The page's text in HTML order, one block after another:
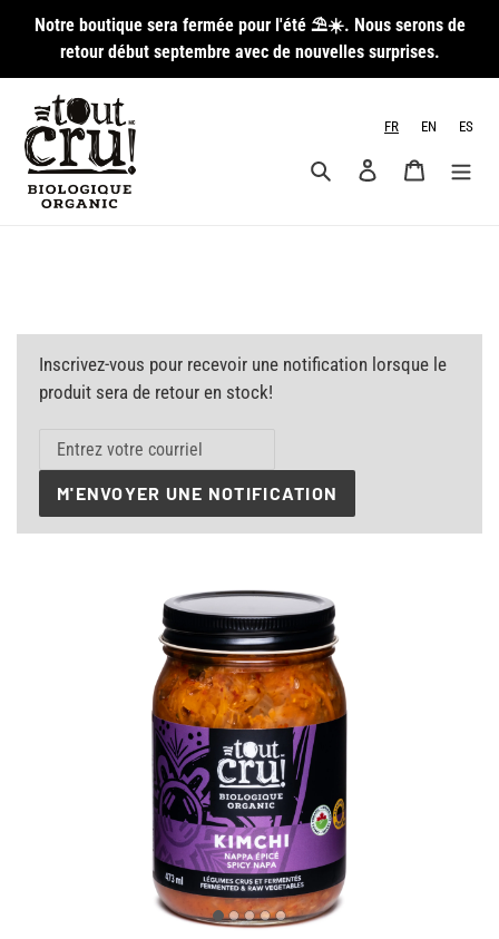
Passer
contenu
Notre boutique sera fermée pour l'été ⛱️☀️. Nous serons de
retour début septembre avec de nouvelles surprises.
FR EN ES
RechercherSe connecter
Panier
Inscrivez-vous pour recevoir une notification lorsque le
produit sera de retour en stock!
M'ENVOYER UNE NOTIFICATION